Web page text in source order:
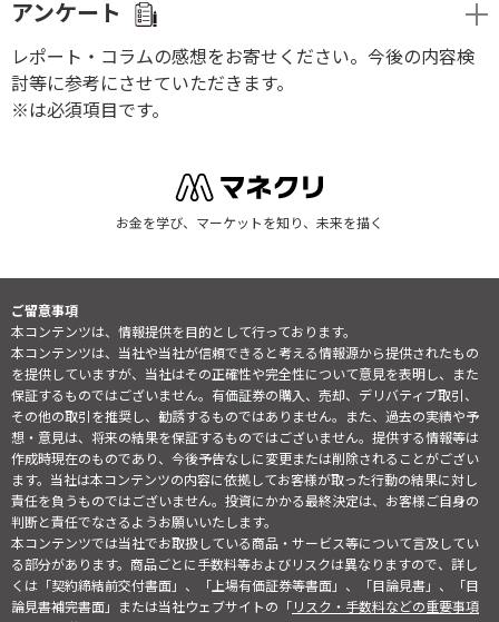
アンケート
レポート・コラムの感想をお寄せください。今後の内容検
討等に参考にさせていただきます。
※は必須項目です。
お金を学び、マーケットを知り、未来を描く
ご留意事項
本コンテンツは、情報提供を目的として行っております。
本コンテンツは、当社や当社が信頼できると考える情報源から提供されたもの
を提供していますが、当社はその正確性や完全性について意見を表明し、また
保証するものではございません。有価証券の購入、売却、デリバティブ取引、
その他の取引を推奨し、勧誘するものではありません。また、過去の実績や予
想・意見は、将来の結果を保証するものではございません。提供する情報等は
作成時現在のものであり、今後予告なしに変更または削除されることがござい
ます。当社は本コンテンツの内容に依拠してお客様が取った行動の結果に対し
責任を負うものではございません。投資にかかる最終決定は、お客様ご自身の
判断と責任でなさるようお願いいたします。
本コンテンツでは当社でお取扱している商品・サービス等について言及してい
る部分があります。商品ごとに手数料等およびリスクは異なりますので、詳し
くは「契約締結前交付書面」、「上場有価証券等書面」、「目論見書」、「目
論見書補完書面」または当社ウェブサイトの「リスク・手数料などの重要事項